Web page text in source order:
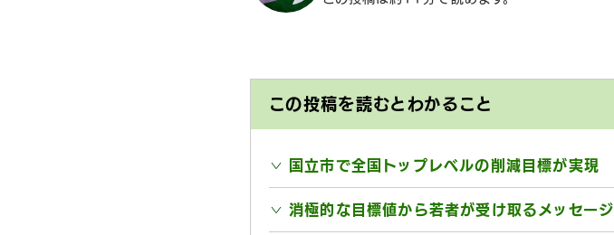
この投稿を読むとわかること
国立市で全国トップレベルの削減目標が実現
消極的な目標値から若者が受け取るメッセージ